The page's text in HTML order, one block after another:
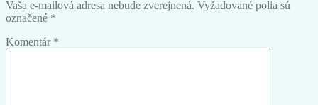
Vaša e-mailová adresa nebude zverejnená. Vyžadované polia sú
označené *
Komentár *